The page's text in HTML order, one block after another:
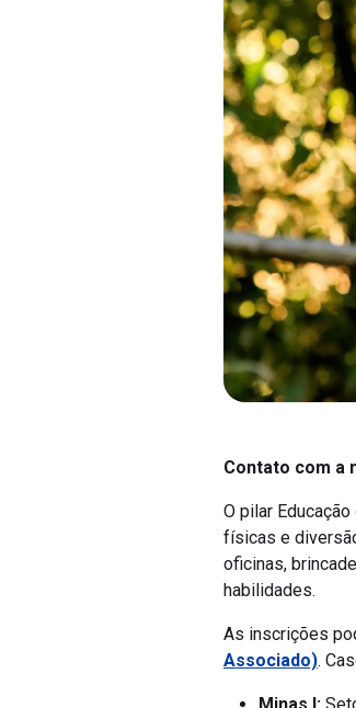
Contato com a
O pilar
físicas e
oficinas,
habilidades.
As inscrições
Associado) .
Minas I: